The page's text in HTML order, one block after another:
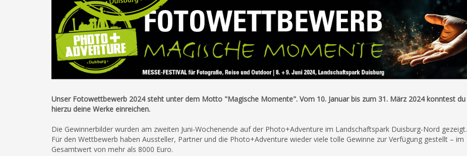
Unser Fotowettbewerb 2024 steht unter dem Motto "Magische Momente". Vom 10. Januar bis zum 31. März 2024 konntest du
hierzu deine Werke einreichen.
Die Gewinnerbilder wurden am zweiten Juni-Wochenende auf der Photo+Adventure im Landschaftspark Duisburg-Nord gezeigt.
Für den Wettbewerb haben Aussteller, Partner und die Photo+Adventure wieder viele tolle Gewinne zur Verfügung gestellt – im
Gesamtwert von mehr als 8000 Euro.